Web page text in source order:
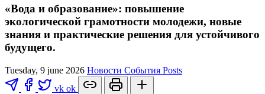
«Вода и образование»: повышение
экологической грамотности молодежи, новые
знания и практические решения для устойчивого
будущего.
Tuesday, 9 june 2026 Новости События Posts
vk ok